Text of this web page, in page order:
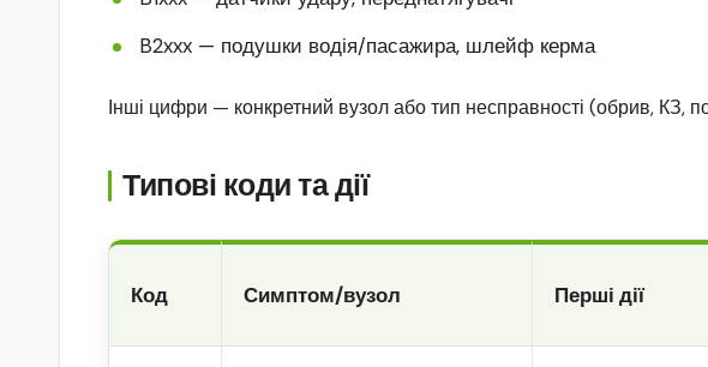
B2xxx — подушки водія/пасажира, шлейф керма
Інші цифри — конкретний вузол або тип несправності (обрив, КЗ,
Типові коди та дії
Код Симптом/вузол Перші дії